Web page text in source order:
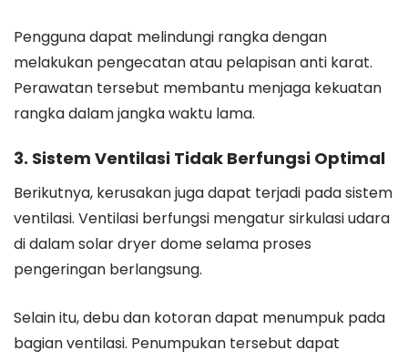
Pengguna dapat melindungi rangka dengan
melakukan pengecatan atau pelapisan anti karat.
Perawatan tersebut membantu menjaga kekuatan
rangka dalam jangka waktu lama.
3. Sistem Ventilasi Tidak Berfungsi Optimal
Berikutnya, kerusakan juga dapat terjadi pada sistem
ventilasi. Ventilasi berfungsi mengatur sirkulasi udara
di dalam solar dryer dome selama proses
pengeringan berlangsung.
Selain itu, debu dan kotoran dapat menumpuk pada
bagian ventilasi. Penumpukan tersebut dapat